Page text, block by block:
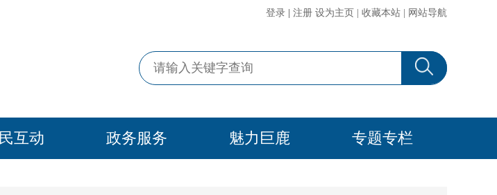
登录 注册 设为主页 收藏本站 网站导航
互动 政务服务 魅力巨鹿 专题专栏